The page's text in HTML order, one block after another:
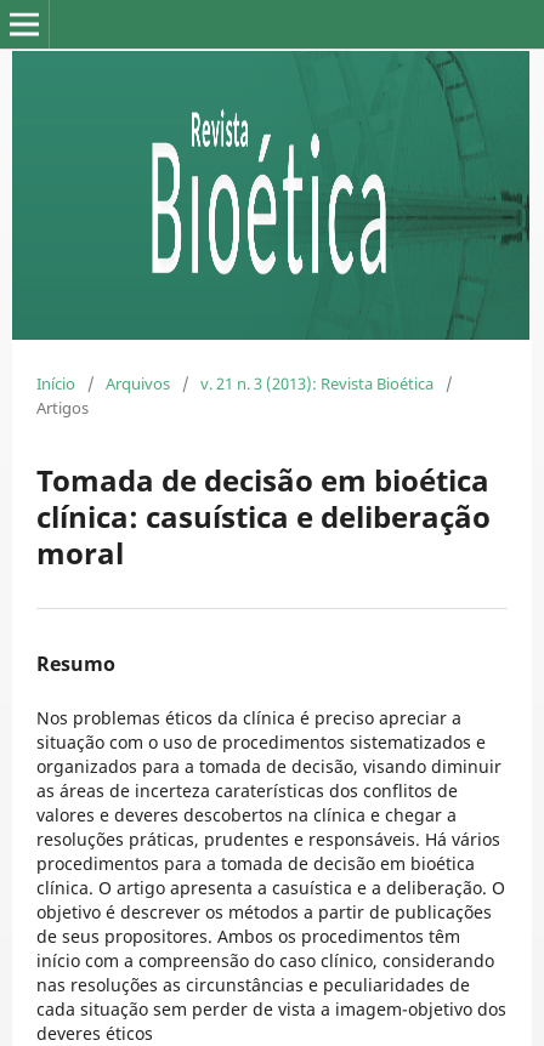
Início / Arquivos / v. 21 n. 3 (2013): Revista Bioética
/
Artigos
Tomada de decisão em bioética
clínica: casuística e deliberação
moral
Resumo
Nos problemas éticos da clínica é preciso apreciar a
situação com o uso de procedimentos sistematizados e
organizados para a tomada de decisão, visando diminuir
as áreas de incerteza caraterísticas dos conflitos de
valores e deveres descobertos na clínica e chegar a
resoluções práticas, prudentes e responsáveis. Há vários
procedimentos para a tomada de decisão em bioética
clínica. O artigo apresenta a casuística e a deliberação. O
objetivo é descrever os métodos a partir de publicações
de seus propositores. Ambos os procedimentos têm
início com a compreensão do caso clínico, considerando
nas resoluções as circunstâncias e peculiaridades de
cada situação sem perder de vista a imagem-objetivo dos
deveres éticos